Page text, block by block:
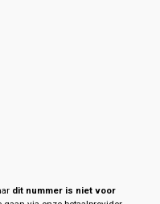
dit nummer is niet voor